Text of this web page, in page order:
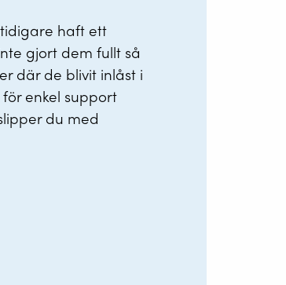
haft ett
gjort dem fullt så
där de blivit inlåst i
enkel support
du med